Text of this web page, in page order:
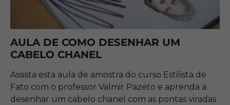
AULA DE COMO DESENHAR UM
CABELO CHANEL
Assista esta aula de amostra do curso Estilista de
Fato com o professor Valmir Pazeto e aprenda a
desenhar um cabelo chanel com as pontas viradas